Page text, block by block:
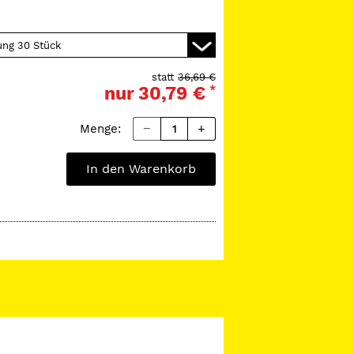
Spülkanüle ist sehr flexibel um
36,69 €
statt
nur 30,79 € *
Menge:
In den Warenkorb